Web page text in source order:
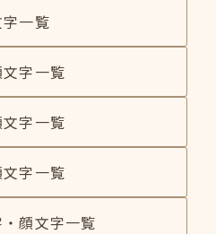
一覧
字一覧
字一覧
字一覧
顔文字一覧